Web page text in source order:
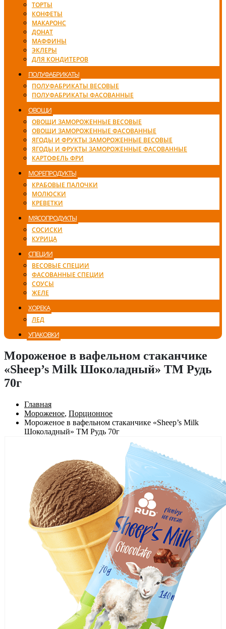
ТОРТЫ
КОНФЕТЫ
МАКАРОНС
ДОНАТ
МАФФИНЫ
ЭКЛЕРЫ
ДЛЯ КОНДИТЕРОВ
ПОЛУФАБРИКАТЫ
ПОЛУФАБРИКАТЫ ВЕСОВЫЕ
ПОЛУФАБРИКАТЫ ФАСОВАННЫЕ
ОВОЩИ
ОВОЩИ ЗАМОРОЖЕННЫЕ ВЕСОВЫЕ
ОВОЩИ ЗАМОРОЖЕННЫЕ ФАСОВАННЫЕ
ЯГОДЫ И ФРУКТЫ ЗАМОРОЖЕННЫЕ ВЕСОВЫЕ
ЯГОДЫ И ФРУКТЫ ЗАМОРОЖЕННЫЕ ФАСОВАННЫЕ
КАРТОФЕЛЬ ФРИ
МОРЕПРОДУКТЫ
КРАБОВЫЕ ПАЛОЧКИ
МОЛЮСКИ
КРЕВЕТКИ
МЯСОПРОДУКТЫ
СОСИСКИ
КУРИЦА
СПЕЦИИ
ВЕСОВЫЕ СПЕЦИИ
ФАСОВАННЫЕ СПЕЦИИ
СОУСЫ
ЖЕЛЕ
ХОРЕКА
ЛЕД
УПАКОВКИ
Мороженое в вафельном стаканчике
«Sheep’s Milk Шоколадный» ТМ Рудь
70г
Главная
Мороженое, Порционное
Мороженое в вафельном стаканчике «Sheep’s Milk
Шоколадный» ТМ Рудь 70г